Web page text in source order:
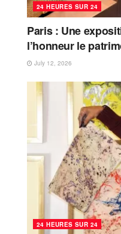
24 HEURES SUR 24
Paris : Une
l’honneur le
July 12, 2026
24 HEURES SUR 24